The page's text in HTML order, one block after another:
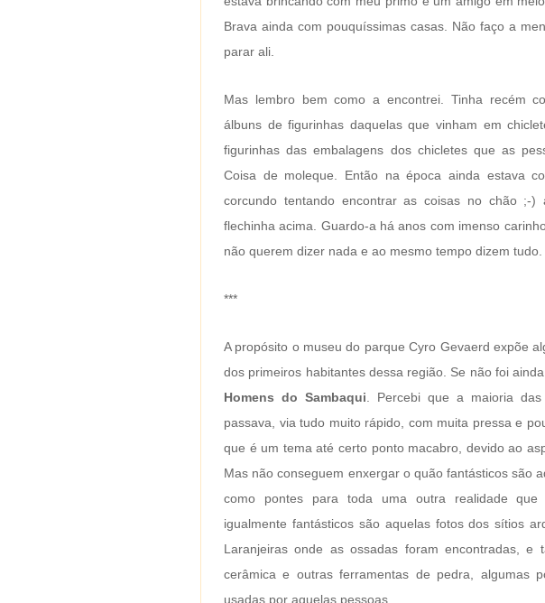
Brava ainda com pouquíssimas casas. Não faço a
parar ali.
Mas lembro bem como a encontrei. Tinha recém
álbuns de figurinhas daquelas que vinham em
figurinhas das embalagens dos chicletes que as
Coisa de moleque. Então na época ainda estava
corcundo tentando encontrar as coisas no chão ;-
flechinha acima. Guardo-a há anos com imenso
não querem dizer nada e ao mesmo tempo dizem tudo.
***
A propósito o museu do parque Cyro Gevaerd expõe
dos primeiros habitantes dessa região. Se não foi
Homens do Sambaqui . Percebi que a maioria
passava, via tudo muito rápido, com muita pressa e
que é um tema até certo ponto macabro, devido ao
Mas não conseguem enxergar o quão fantásticos são
como pontes para toda uma outra realidade
igualmente fantásticos são aquelas fotos dos sítios
Laranjeiras onde as ossadas foram encontradas, e
cerâmica e outras ferramentas de pedra, algumas
usadas por aquelas pessoas.